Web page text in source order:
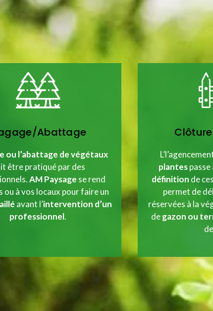
Abattage
ou l’abattage de végétaux
être pratiqué par des
AM Paysage se rend
ou à vos locaux pour faire un
avant l’intervention d’un
professionnel.
plantespasse
définition de
permet de
réservées à la
degazon ou